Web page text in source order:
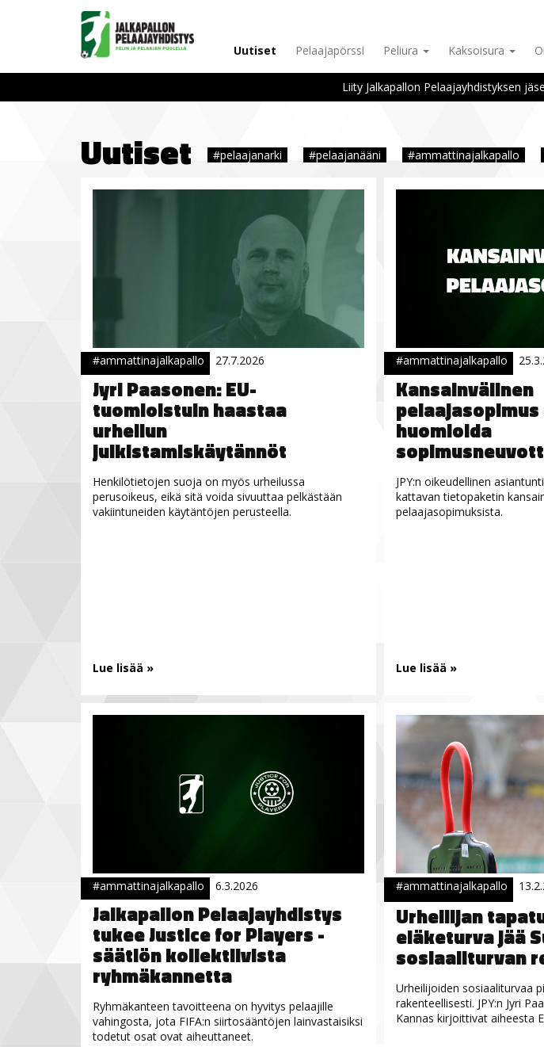
Uutiset
Pelaajapörssi Peliura Kaksoisura
Liity Jalkapallon Pelaajayhdistyksen
Uutiset #pelaajanarki #pelaajanääni #ammattinajalkapallo
#ammattinajalkapallo 27.7.2026
Jyri Paasonen: EU-
tuomioistuin haastaa
urheilun
julkistamiskäytännöt
Henkilötietojen suoja on myös urheilussa
perusoikeus, eikä sitä voida sivuuttaa pelkästään
vakiintuneiden käytäntöjen perusteella.
Lue lisää »
#ammattinajalkapallo
Kansainvälinen
huomioida
JPY:n oikeudellinen
kattavan tietopaketin
pelaajasopimuksista.
Lue lisää »
#ammattinajalkapallo 6.3.2026
Jalkapallon Pelaajayhdistys
tukee Justice for Players -
säätiön kollektiivista
ryhmäkannetta
Ryhmäkanteen tavoitteena on hyvitys pelaajille
vahingosta, jota FIFA:n siirtosääntöjen lainvastaisiksi
todetut osat ovat aiheuttaneet.
#ammattinajalkapallo
Urheilijan
eläketurva jää
sosiaaliturvan
Urheilijoiden sosiaaliturvaa
rakenteellisesti. JPY:n Jyri
Kannas kirjoittivat aiheesta